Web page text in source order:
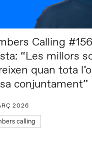
Calling
“Les millors
quan tota
conjuntament”
2026
calling